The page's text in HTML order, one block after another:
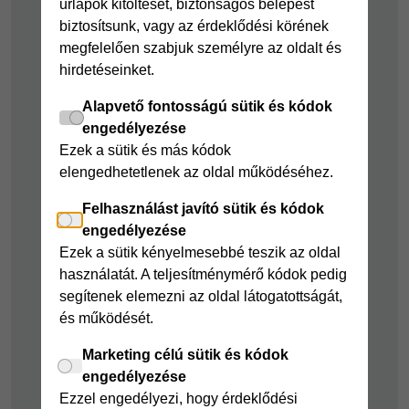
űrlapok kitöltését, biztonságos belépést
biztosítsunk, vagy az érdeklődési körének
megfelelően szabjuk személyre az oldalt és
hirdetéseinket.
Alapvető fontosságú sütik és kódok
engedélyezése
Ezek a sütik és más kódok
elengedhetetlenek az oldal működéséhez.
Felhasználást javító sütik és kódok
engedélyezése
Ezek a sütik kényelmesebbé teszik az oldal
használatát. A teljesítménymérő kódok pedig
segítenek elemezni az oldal látogatottságát,
és működését.
Marketing célú sütik és kódok
engedélyezése
Ezzel engedélyezi, hogy érdeklődési
Joker részletfizetés
Áruhitel Expressz
Mindig Kéznél
kölcsön
kölcsön
Cofidis Bank
Mindig Kéznél
kölcsön
Takarékszámla
Pénzügyi Navigátor
Cofidis Bank a
Zöldebb Környezetért
Cofidis Bank a
Zöldebb Jövőért
Biztonságos
pénzügyek